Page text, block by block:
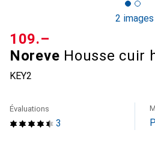
2 images
Noreve Housse cuir
KEY2
CHF
109.–
3
Évaluations